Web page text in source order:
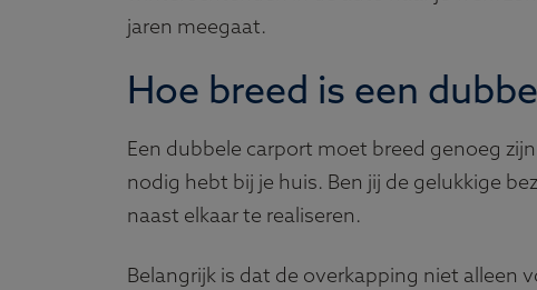
jaren meegaat.
Hoe breed is een
Een dubbele carport moet breed genoeg
nodig hebt bij je huis. Ben jij de gelukkige
naast elkaar te realiseren.
Belangrijk is dat de overkapping niet alleen